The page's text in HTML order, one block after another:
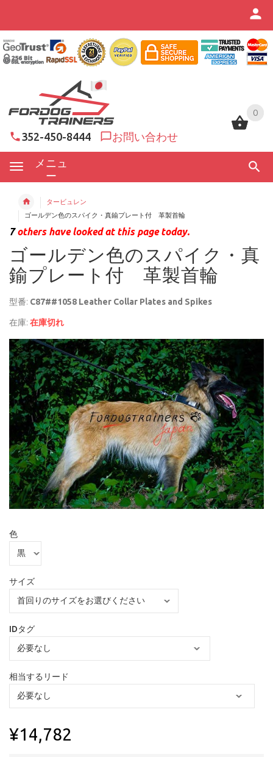
0
352-450-8444 お問い合わせ
メニュ
ー
0
タービュレン
ゴールデン色のスパイク・真鍮プレート付 革製首輪
7others have looked at this page today.
ゴールデン色のスパイク・真
鍮プレート付 革製首輪
型番: C87##1058 Leather Collar Plates and Spikes
在庫: 在庫切れ
色
サイズ
IDタグ
相当するリード
¥14,782